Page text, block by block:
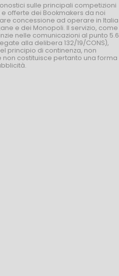
sulle principali competizioni
offerte dei Bookmakers da noi
concessione ad operare in Italia
e dei Monopoli. Il servizio, come
nelle comunicazioni al punto 5.6
alla delibera 132/19/CONS),
principio di continenza, non
costituisce pertanto una forma